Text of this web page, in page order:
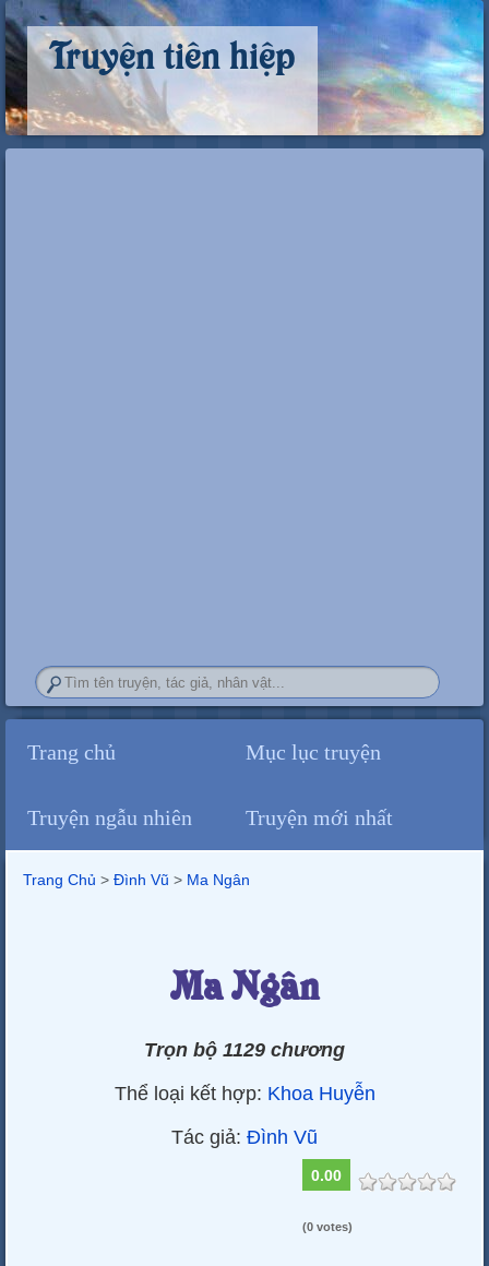
Truyện tiên hiệp
Trang chủ Mục lục truyện
Truyện ngẫu nhiên Truyện mới nhất
Trang Chủ >Đình Vũ >‎ Ma Ngân
Ma Ngân
Trọn bộ 1129 chương
Thể loại kết hợp: Khoa Huyễn
Tác giả: Đình Vũ
0.00
(0 votes)